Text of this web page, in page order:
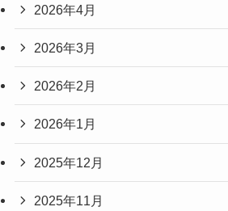
2026年4月
2026年3月
2026年2月
2026年1月
2025年12月
2025年11月